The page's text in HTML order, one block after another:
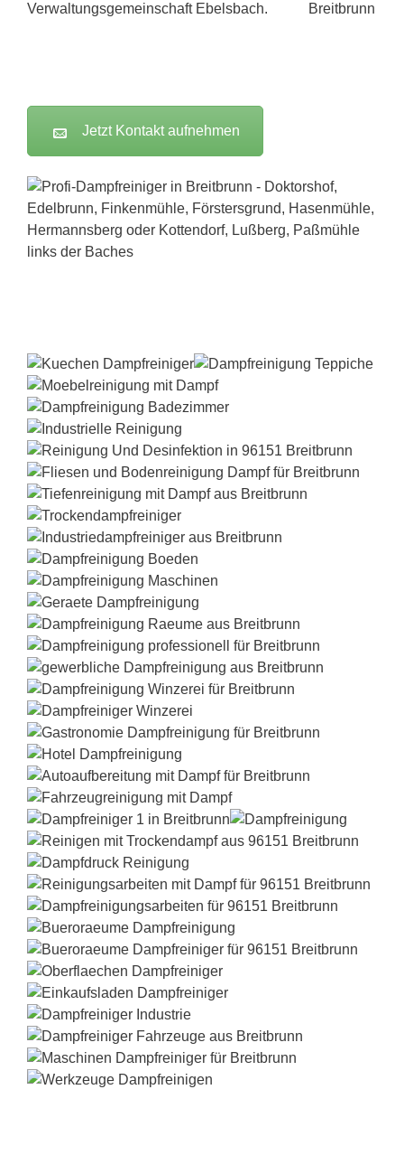
Verwaltungsgemeinschaft Ebelsbach.
Jetzt Kontakt aufnehmen